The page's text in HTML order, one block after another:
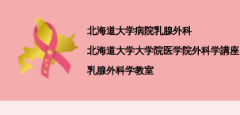
北海道大学病院乳腺外科
北海道大学大学院医学院外科学講座
乳腺外科学教室